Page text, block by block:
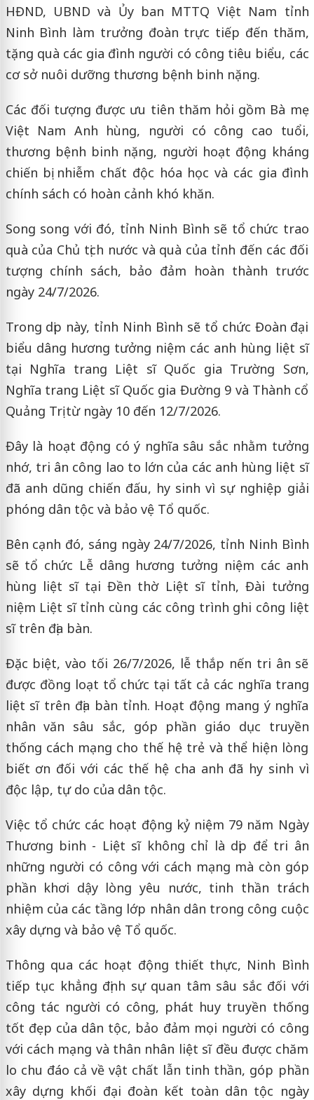
HĐND, UBND và Ủy ban MTTQ Việt Nam tỉnh
Ninh Bình làm trưởng đoàn trực tiếp đến thăm,
tặng quà các gia đình người có công tiêu biểu, các
cơ sở nuôi dưỡng thương bệnh binh nặng.
Các đối tượng được ưu tiên thăm hỏi gồm Bà mẹ
Việt Nam Anh hùng, người có công cao tuổi,
thương bệnh binh nặng, người hoạt động kháng
chiến bị nhiễm chất độc hóa học và các gia đình
chính sách có hoàn cảnh khó khăn.
Song song với đó, tỉnh Ninh Bình sẽ tổ chức trao
quà của Chủ tịch nước và quà của tỉnh đến các đối
tượng chính sách, bảo đảm hoàn thành trước
ngày 24/7/2026.
Trong dịp này, tỉnh Ninh Bình sẽ tổ chức Đoàn đại
biểu dâng hương tưởng niệm các anh hùng liệt sĩ
tại Nghĩa trang Liệt sĩ Quốc gia Trường Sơn,
Nghĩa trang Liệt sĩ Quốc gia Đường 9 và Thành cổ
Quảng Trị từ ngày 10 đến 12/7/2026.
Đây là hoạt động có ý nghĩa sâu sắc nhằm tưởng
nhớ, tri ân công lao to lớn của các anh hùng liệt sĩ
đã anh dũng chiến đấu, hy sinh vì sự nghiệp giải
phóng dân tộc và bảo vệ Tổ quốc.
Bên cạnh đó, sáng ngày 24/7/2026, tỉnh Ninh Bình
sẽ tổ chức Lễ dâng hương tưởng niệm các anh
hùng liệt sĩ tại Đền thờ Liệt sĩ tỉnh, Đài tưởng
niệm Liệt sĩ tỉnh cùng các công trình ghi công liệt
sĩ trên địa bàn.
Đặc biệt, vào tối 26/7/2026, lễ thắp nến tri ân sẽ
được đồng loạt tổ chức tại tất cả các nghĩa trang
liệt sĩ trên địa bàn tỉnh. Hoạt động mang ý nghĩa
nhân văn sâu sắc, góp phần giáo dục truyền
thống cách mạng cho thế hệ trẻ và thể hiện lòng
biết ơn đối với các thế hệ cha anh đã hy sinh vì
độc lập, tự do của dân tộc.
Việc tổ chức các hoạt động kỷ niệm 79 năm Ngày
Thương binh - Liệt sĩ không chỉ là dịp để tri ân
những người có công với cách mạng mà còn góp
phần khơi dậy lòng yêu nước, tinh thần trách
nhiệm của các tầng lớp nhân dân trong công cuộc
xây dựng và bảo vệ Tổ quốc.
Thông qua các hoạt động thiết thực, Ninh Bình
tiếp tục khẳng định sự quan tâm sâu sắc đối với
công tác người có công, phát huy truyền thống
tốt đẹp của dân tộc, bảo đảm mọi người có công
với cách mạng và thân nhân liệt sĩ đều được chăm
lo chu đáo cả về vật chất lẫn tinh thần, góp phần
xây dựng khối đại đoàn kết toàn dân tộc ngày